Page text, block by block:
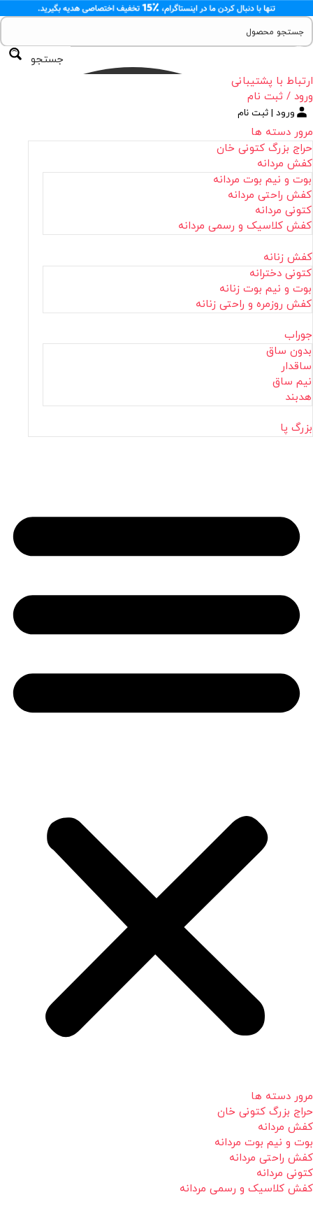
جستجو
ارتباط با پشتیبانی
ورود / ثبت نام
ورود | ثبت نام
مرور دسته ها
حراج بزرگ کتونی خان
کفش مردانه
بوت و نیم بوت مردانه
کفش راحتی مردانه
کتونی مردانه
کفش کلاسیک و رسمی مردانه
کفش زنانه
کتونی دخترانه
بوت و نیم بوت زنانه
کفش روزمره و راحتی زنانه
جوراب
بدون ساق
ساقدار
نیم ساق
هدبند
بزرگ پا
مرور دسته ها
حراج بزرگ کتونی خان
کفش مردانه
بوت و نیم بوت مردانه
کفش راحتی مردانه
کتونی مردانه
کفش کلاسیک و رسمی مردانه